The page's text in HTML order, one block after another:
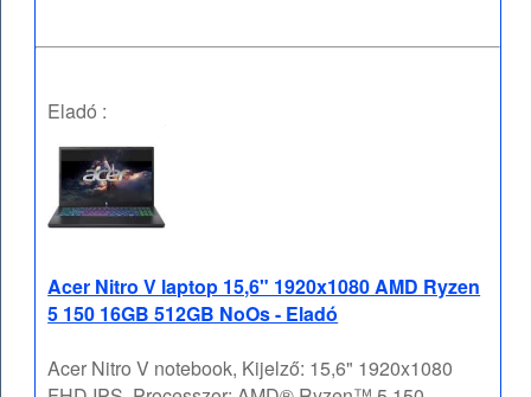
Eladó :
Acer Nitro V laptop 15,6" 1920x1080 AMD Ryzen
5 150 16GB 512GB NoOs - Eladó
Acer Nitro V notebook, Kijelző: 15,6" 1920x1080